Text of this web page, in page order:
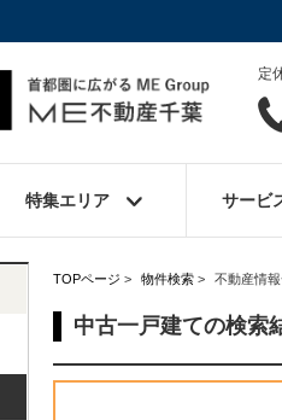
定
特集エリア サービ
TOPページ > 物件検索 > 不動産情
中古一戸建ての検索